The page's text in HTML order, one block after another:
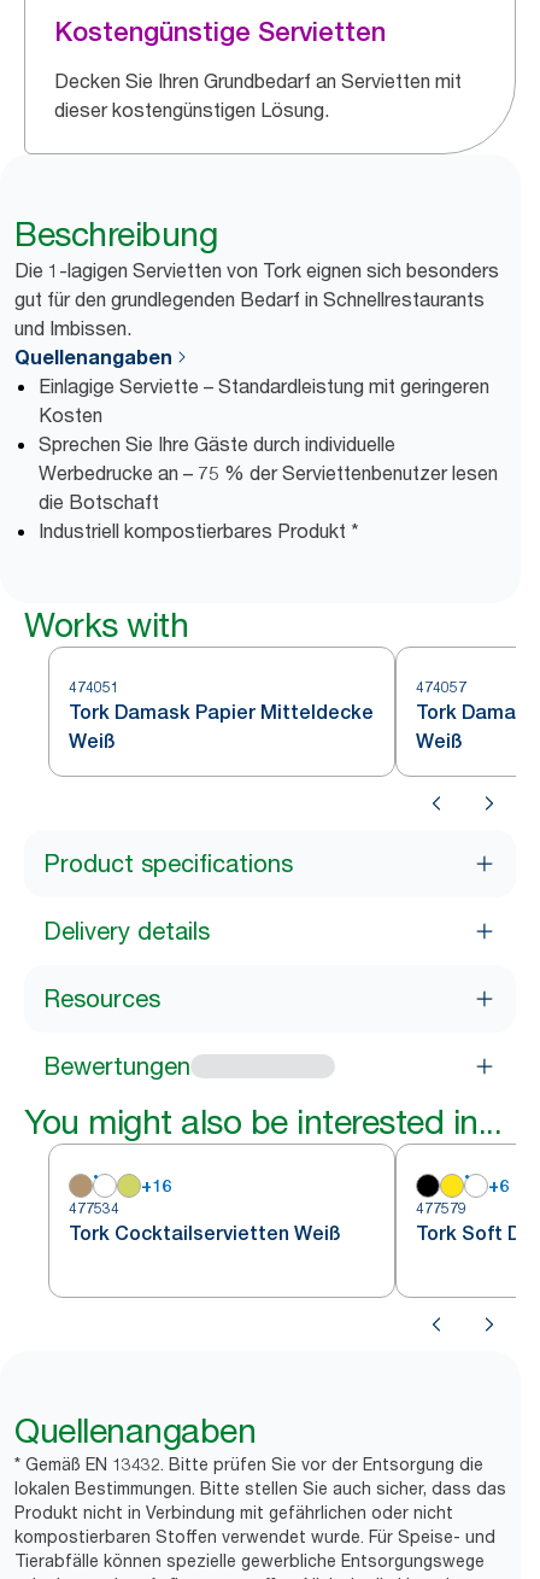
Kostengünstige Servietten
Decken Sie Ihren Grundbedarf an Servietten mit
dieser kostengünstigen Lösung.
Beschreibung
Die 1-lagigen Servietten von Tork eignen sich besonders
gut für den grundlegenden Bedarf in Schnellrestaurants
und Imbissen.
Quellenangaben
Einlagige Serviette – Standardleistung mit geringeren
Kosten
Sprechen Sie Ihre Gäste durch individuelle
Werbedrucke an – 75 % der Serviettenbenutzer lesen
die Botschaft
Industriell kompostierbares Produkt *
Works with
474051
Tork Damask Papier Mitteldecke
Weiß
474057
Tork
Weiß
Product specifications
Delivery details
Resources
Bewertungen
You might also be interested in...
+16
477534
Tork Cocktailservietten Weiß
+6
477579
Tork Soft
Quellenangaben
* Gemäß EN 13432. Bitte prüfen Sie vor der Entsorgung die
lokalen Bestimmungen. Bitte stellen Sie auch sicher, dass das
Produkt nicht in Verbindung mit gefährlichen oder nicht
kompostierbaren Stoffen verwendet wurde. Für Speise- und
Tierabfälle können spezielle gewerbliche Entsorgungswege